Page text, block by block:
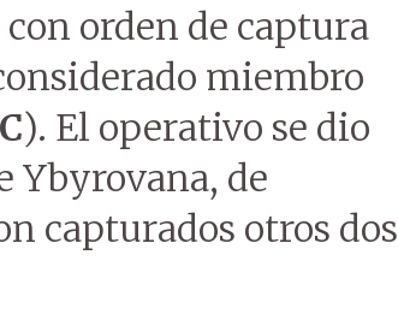
orden de captura
miembro
). El operativo se dio
Ybyrovana, de
capturados otros dos